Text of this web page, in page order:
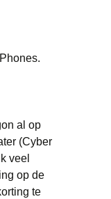
al op
(Cyber
veel
op de
te